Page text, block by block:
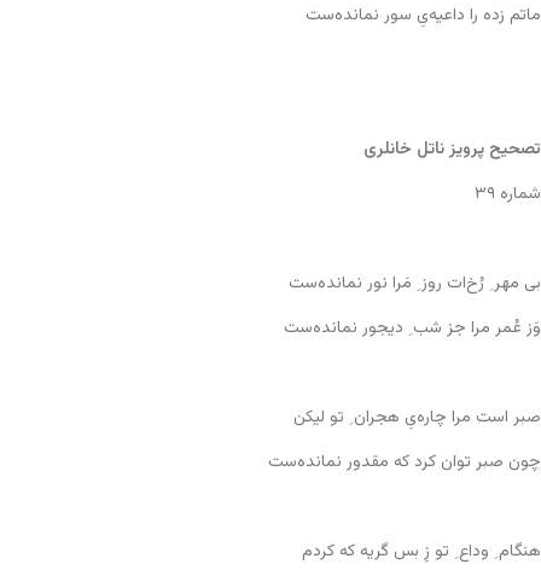
ماتم زده را داعیه‌یِ سور نمانده‌ست
تصحیح پرویز ناتل خانلری
شماره ۳۹
بی مهر ِ رُخ‌ات روز ِ مَرا نور نمانده‌ست
وَز عُمر مرا جز شب ِ دیجور نمانده‌ست
صبر است مرا چاره‌یِ هجران ِ تو لیکن
چون صبر توان کرد که مقدور نمانده‌ست
هنگام ِ وداع ِ تو زِ بس گریه که کردم